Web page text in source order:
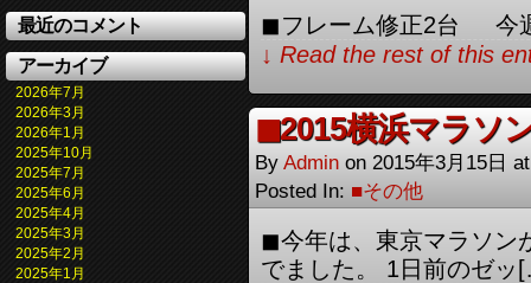
最近のコメント
アーカイブ
2026年7月
2026年3月
2026年1月
2025年10月
2025年7月
2025年6月
2025年4月
2025年3月
2025年2月
2025年1月
◼︎フレーム修正2台 今
↓ Read the rest of this
◼︎2015横浜マラソ
By Admin on 2015年3月15日
Posted In: ■その他
◼︎今年は、東京マラソン
でました。 1日前のゼ